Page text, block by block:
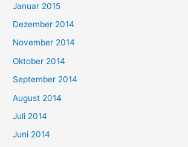
Januar 2015
Dezember 2014
November 2014
Oktober 2014
September 2014
August 2014
Juli 2014
Juni 2014